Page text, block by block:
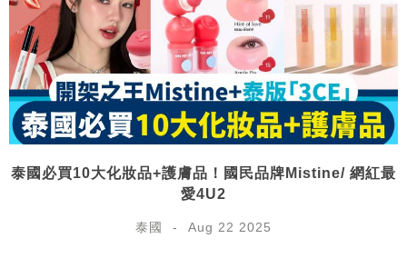
泰國必買10大化妝品+護膚品！國民品牌Mistine/ 網紅最
愛4U2
泰國 Aug 22 2025